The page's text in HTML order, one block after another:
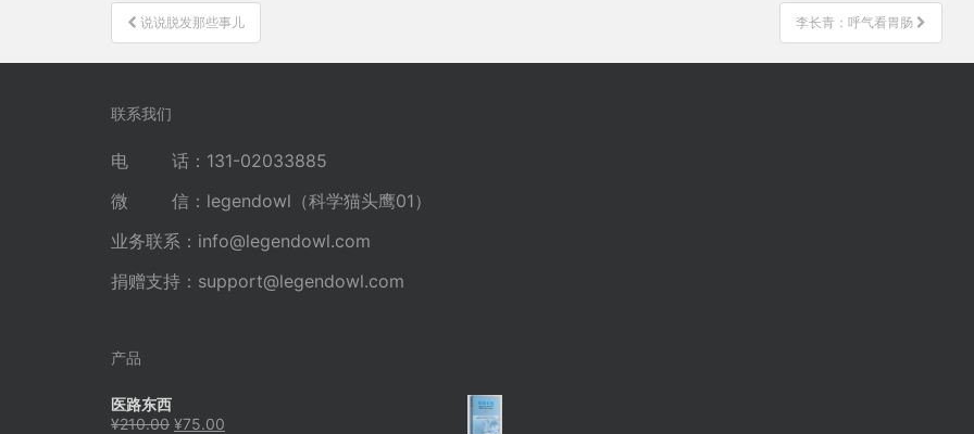
文
章
导
说说脱发那些事儿 李长青：呼气看胃肠
联系我们
电 话：131-02033885
微 信：legendowl（科学猫头鹰01）
业务联系： info@legendowl.com
捐赠支持： support@legendowl.com
产品
医路东西
¥210.00 原
¥75.00